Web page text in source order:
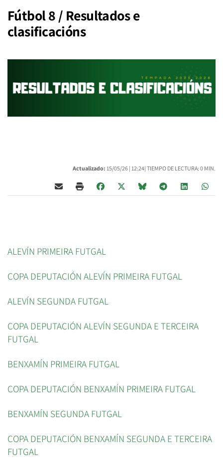
Fútbol 8 / Resultados e
clasificacións
Actualizado: 15/05/26 | 12:24| TIEMPO DE LECTURA: 0 MIN.
ALEVÍN PRIMEIRA FUTGAL
COPA DEPUTACIÓN ALEVÍN PRIMEIRA FUTGAL
ALEVÍN SEGUNDA FUTGAL
COPA DEPUTACIÓN ALEVÍN SEGUNDA E TERCEIRA
FUTGAL
BENXAMÍN PRIMEIRA FUTGAL
COPA DEPUTACIÓN BENXAMÍN PRIMEIRA FUTGAL
BENXAMÍN SEGUNDA FUTGAL
COPA DEPUTACIÓN BENXAMÍN SEGUNDA E TERCEIRA
FUTGAL